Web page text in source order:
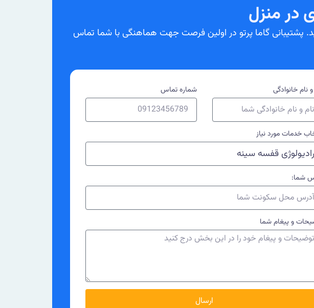
در منزل
پشتیبانی گاما پرتو در اولین فرصت جهت هماهنگی با شما تماس
نام خانوادگی شماره تماس
خدمات مورد نیاز
شما:
و پیغام شما
ارسال